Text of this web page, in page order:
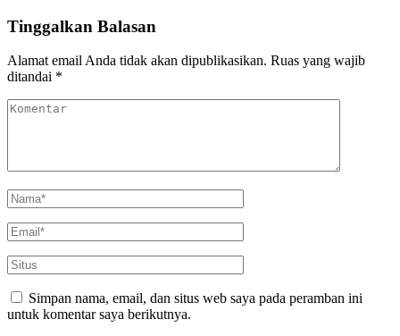
Tinggalkan Balasan
Alamat email Anda tidak akan dipublikasikan. Ruas yang wajib
ditandai *
Simpan nama, email, dan situs web saya pada peramban ini
untuk komentar saya berikutnya.